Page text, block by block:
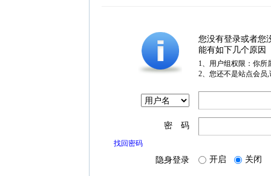
您没有登录或者您
能有如下几个原因
1、用户组权限：你所
2、您还不是站点会员
密 码
找回密码
隐身登录 开启 关闭